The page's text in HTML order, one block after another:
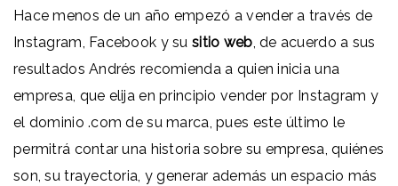
Hace menos de un año empezó a vender a través de
Instagram, Facebook y su sitio web, de acuerdo a sus
resultados Andrés recomienda a quien inicia una
empresa, que elija en principio vender por Instagram y
el dominio .com de su marca, pues este último le
permitrá contar una historia sobre su empresa, quiénes
son, su trayectoria, y generar además un espacio más